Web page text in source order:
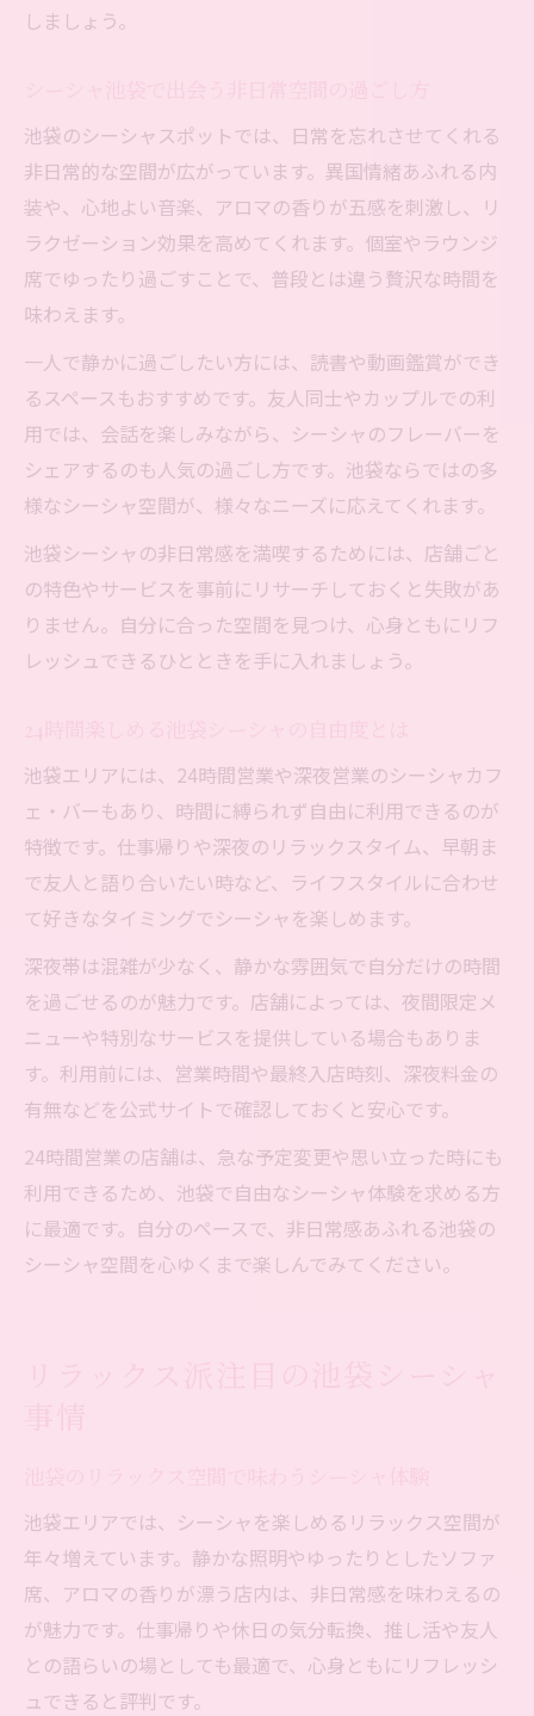
しましょう。
池袋のシーシャスポットでは、日常を忘れさせてくれる
非日常的な空間が広がっています。異国情緒あふれる内
装や、心地よい音楽、アロマの香りが五感を刺激し、リ
ラクゼーション効果を高めてくれます。個室やラウンジ
席でゆったり過ごすことで、普段とは違う贅沢な時間を
味わえます。
一人で静かに過ごしたい方には、読書や動画鑑賞ができ
るスペースもおすすめです。友人同士やカップルでの利
用では、会話を楽しみながら、シーシャのフレーバーを
シェアするのも人気の過ごし方です。池袋ならではの多
様なシーシャ空間が、様々なニーズに応えてくれます。
池袋シーシャの非日常感を満喫するためには、店舗ごと
の特色やサービスを事前にリサーチしておくと失敗があ
りません。自分に合った空間を見つけ、心身ともにリフ
レッシュできるひとときを手に入れましょう。
池袋エリアには、24時間営業や深夜営業のシーシャカフ
ェ・バーもあり、時間に縛られず自由に利用できるのが
特徴です。仕事帰りや深夜のリラックスタイム、早朝ま
で友人と語り合いたい時など、ライフスタイルに合わせ
て好きなタイミングでシーシャを楽しめます。
深夜帯は混雑が少なく、静かな雰囲気で自分だけの時間
を過ごせるのが魅力です。店舗によっては、夜間限定メ
ニューや特別なサービスを提供している場合もありま
す。利用前には、営業時間や最終入店時刻、深夜料金の
有無などを公式サイトで確認しておくと安心です。
24時間営業の店舗は、急な予定変更や思い立った時にも
利用できるため、池袋で自由なシーシャ体験を求める方
に最適です。自分のペースで、非日常感あふれる池袋の
シーシャ空間を心ゆくまで楽しんでみてください。
池袋エリアでは、シーシャを楽しめるリラックス空間が
年々増えています。静かな照明やゆったりとしたソファ
席、アロマの香りが漂う店内は、非日常感を味わえるの
が魅力です。仕事帰りや休日の気分転換、推し活や友人
との語らいの場としても最適で、心身ともにリフレッシ
ュできると評判です。